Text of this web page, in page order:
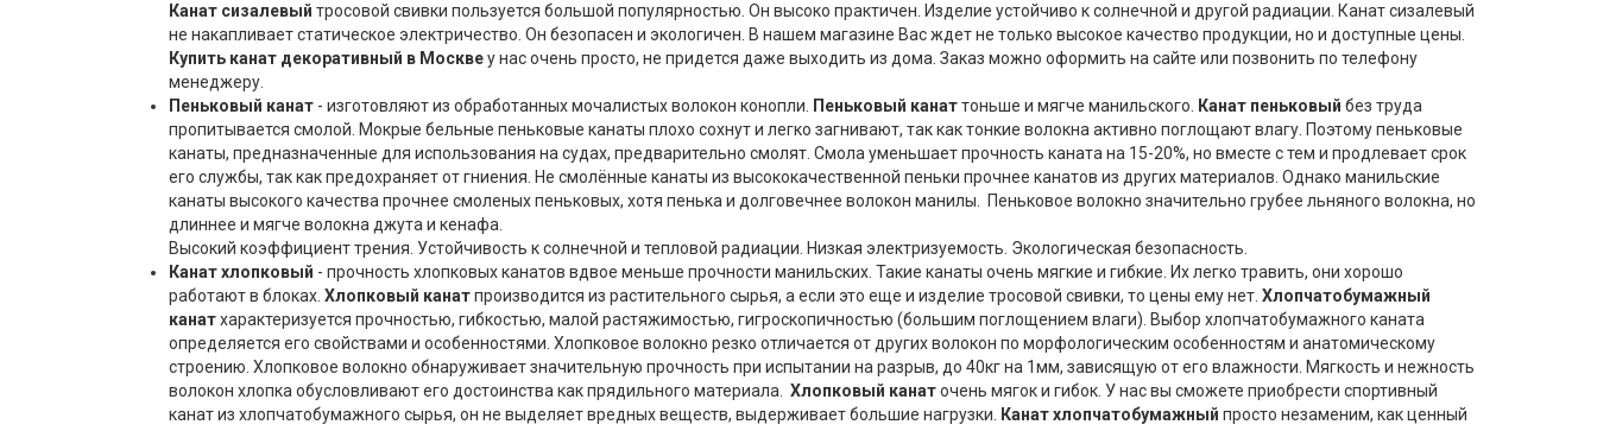
Канат сизалевый тросовой свивки пользуется большой популярностью. Он высоко практичен. Изделие устойчиво к солнечной и другой радиации. Канат сизалевый
не накапливает статическое электричество. Он безопасен и экологичен. В нашем магазине Вас ждет не только высокое качество продукции, но и доступные цены.
Купить канат декоративный в Москвеу нас очень просто, не придется даже выходить из дома. Заказ можно оформить на сайте или позвонить по телефону
менеджеру.
Пеньковый канат - изготовляют из обработанных мочалистых волокон конопли. Пеньковый канаттоньше и мягче манильского. Канат пеньковый без труда
пропитывается смолой. Мокрые бельные пеньковые канаты плохо сохнут и легко загнивают, так как тонкие волокна активно поглощают влагу. Поэтому пеньковые
канаты, предназначенные для использования на судах, предварительно смолят. Смола уменьшает прочность каната на 15-20%, но вместе с тем и продлевает срок
его службы, так как предохраняет от гниения. Не смолённые канаты из высококачественной пеньки прочнее канатов из других материалов. Однако манильские
канаты высокого качества прочнее смоленых пеньковых, хотя пенька и долговечнее волокон манилы. Пеньковое волокно значительно грубее льняного волокна, но
длиннее и мягче волокна джута и кенафа.
Высокий коэффициент трения. Устойчивость к солнечной и тепловой радиации. Низкая электризуемость. Экологическая безопасность.
Канат хлопковый - прочность хлопковых канатов вдвое меньше прочности манильских. Такие канаты очень мягкие и гибкие. Их легко травить, они хорошо
работают в блоках. Хлопковый канатпроизводится из растительного сырья, а если это еще и изделие тросовой свивки, то цены ему нет. Хлопчатобумажный
канатхарактеризуется прочностью, гибкостью, малой растяжимостью, гигроскопичностью (большим поглощением влаги). Выбор хлопчатобумажного каната
определяется его свойствами и особенностями. Хлопковое волокно резко отличается от других волокон по морфологическим особенностям и анатомическому
строению. Хлопковое волокно обнаруживает значительную прочность при испытании на разрыв, до 40кг на 1мм, зависящую от его влажности. Мягкость и нежность
волокон хлопка обусловливают его достоинства как прядильного материала. Хлопковый канаточень мягок и гибок. У нас вы сможете приобрести спортивный
канат из хлопчатобумажного сырья, он не выделяет вредных веществ, выдерживает большие нагрузки.
Канат хлопчатобумажный просто незаменим, как ценный